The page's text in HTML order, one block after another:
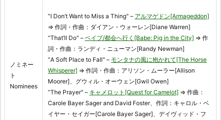
ノミネー
ト
Nominees
“I Don’t Want to Miss a Thing" – アルマゲドン[Armageddon]
⇒ 作詞・作曲：ダイアン・ウォーレン[Diane Warren]
“That’ll Do" – ベイブ/都会へ行く[Babe: Pig in the City] ⇒ 作
詞・作曲：ランディ・ニューマン[Randy Newman]
“A Soft Place to Fall" – モンタナの風に抱かれて[The Horse
Whisperer] ⇒ 作詞・作曲：アリソン・ムーラー[Allison
Moorer]、グウィル・オーウェン[Gwil Owen]
“The Prayer" – キャメロット[Quest for Camelot] ⇒ 作曲：
Carole Bayer Sager and David Foster、作詞：キャロル・ベ
イヤー・セイガー[Carole Bayer Sager]、デイヴィッド・フ